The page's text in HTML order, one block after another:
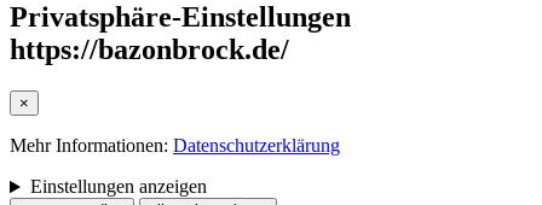
Privatsphäre-Einstellungen
https://bazonbrock.de/
×
Mehr Informationen: Datenschutzerklärung
Einstellungen anzeigen